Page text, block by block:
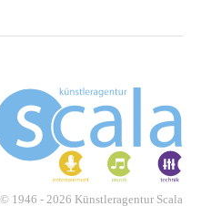
© 1946 - 2026 Künstleragentur Scala